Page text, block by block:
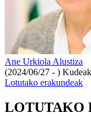
Ane Urkiola Alustiza
(2024/06/27 - )
Lotutako erakundeak
LOTUTAKO